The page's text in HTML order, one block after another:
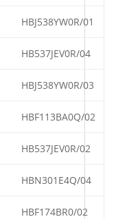
HBJ538YW0R/01
HB537JEV0R/04
HBJ538YW0R/03
HBF113BA0Q/02
HB537JEV0R/02
HBN301E4Q/04
HBF174BR0/02